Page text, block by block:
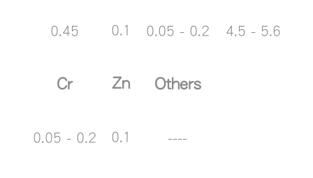
0.45 0.1 0.05 - 0.2 4.5 - 5.6
Cr Zn Others
0.05 - 0.2 0.1 ----